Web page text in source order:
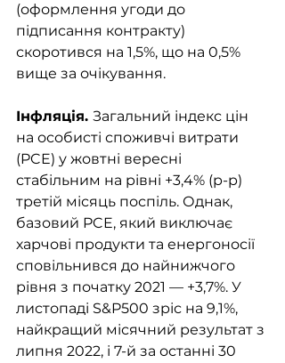
(оформлення угоди до
підписання контракту)
скоротився на 1,5%, що на 0,5%
вище за очікування.
Інфляція. Загальний індекс цін
на особисті споживчі витрати
(PCE) у жовтні вересні
стабільним на рівні +3,4% (р-р)
третій місяць поспіль. Однак,
базовий PCE, який виключає
харчові продукти та енергоносії
сповільнився до найнижчого
рівня з початку 2021 — +3,7%. У
листопаді S&P500 зріс на 9,1%,
найкращий місячний результат з
липня 2022, і 7-й за останні 30